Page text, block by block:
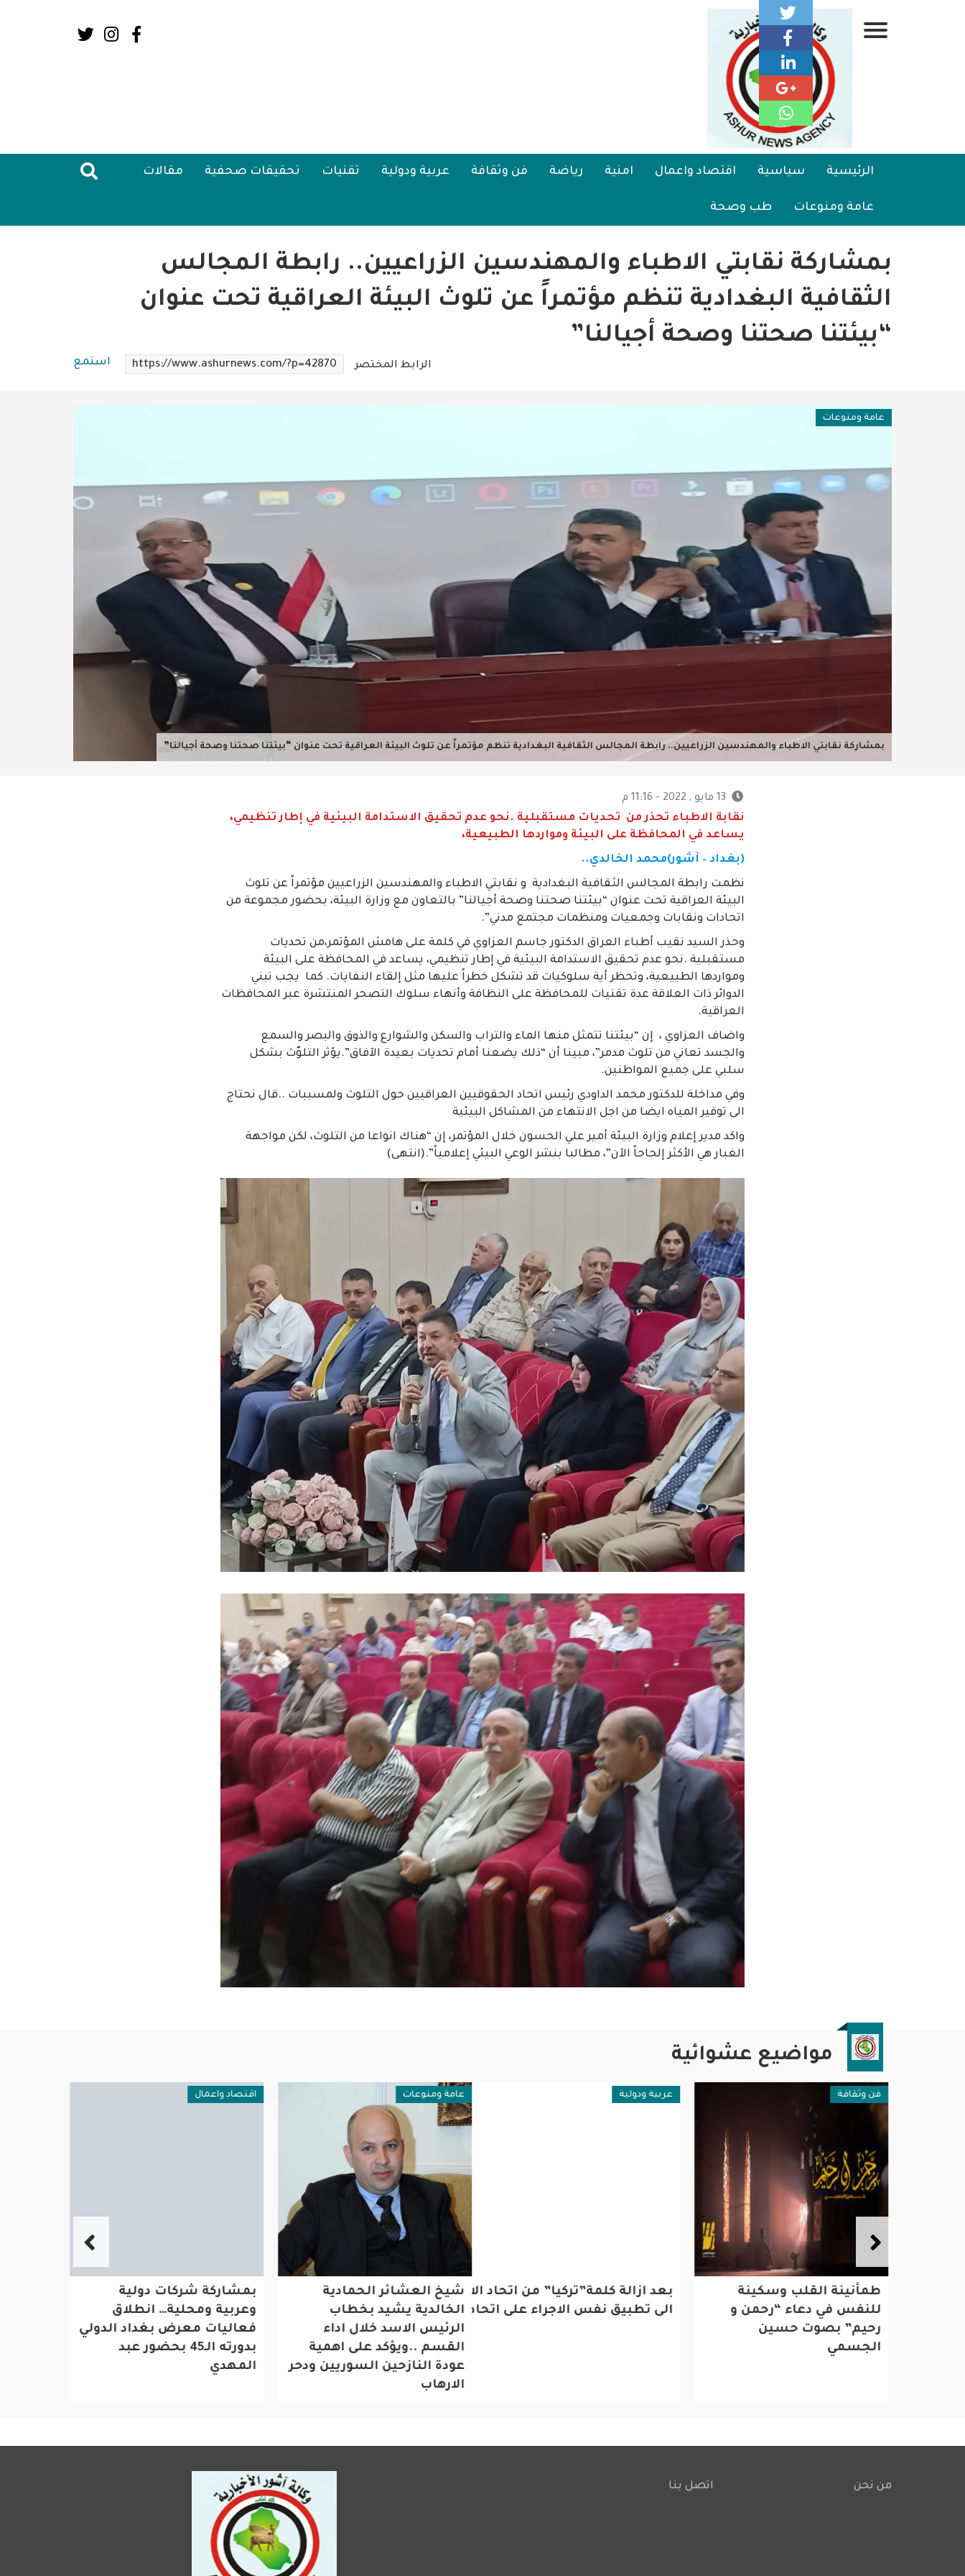
Social
Main
navigation
الرئيسية سياسية اقتصاد واعمال امنية رياضة فن وثقافة عربية ودولية تقنيات تحقيقات صحفية مقالات
عامة ومنوعات طب وصحة
بمشاركة نقابتي الاطباء والمهندسين الزراعيين.. رابطة المجالس
الثقافية البغدادية تنظم مؤتمراً عن تلوث البيئة العراقية تحت عنوان
“بيئتنا صحتنا وصحة أجيالنا”
استمع الرابط المختصر https://www.ashurnews.com/?p=42870
عامة ومنوعات
بمشاركة نقابتي الاطباء والمهندسين الزراعيين.. رابطة المجالس الثقافية البغدادية تنظم مؤتمراً عن تلوث البيئة العراقية تحت عنوان “بيئتنا صحتنا وصحة أجيالنا”
13 مايو , 2022 - 11:16 م
نقابة الاطباء تحذر من تحديات مستقبلية .نحو عدم تحقيق الاستدامة البيئية في إطار تنظيمي،
يساعد في المحافظة على البيئة ومواردها الطبيعية،
(بغداد – آشور)محمد الخالدي..
نظمت رابطة المجالس الثقافية البغدادية و نقابتي الاطباء والمهندسين الزراعيين مؤتمراً عن تلوث
البيئة العراقية تحت عنوان “بيئتنا صحتنا وصحة أجيالنا” بالتعاون مع وزارة البيئة، بحضور مجموعة من
اتحادات ونقابات وجمعيات ومنظمات مجتمع مدني”.
وحذر السيد نقيب أطباء العراق الدكتور جاسم العزاوي في كلمة على هامش المؤتمر،من تحديات
مستقبلية .نحو عدم تحقيق الاستدامة البيئية في إطار تنظيمي، يساعد في المحافظة على البيئة
ومواردها الطبيعية، وتحظر أية سلوكيات قد تشكل خطراً عليها مثل إلقاء النفايات. كما يجب تبني
الدوائر ذات العلاقة عدة تقنيات للمحافظة على النظافة وأنهاء سلوك التصحر المنتشرة عبر المحافظات
العراقية.
واضاف العزاوي ، إن “بيئتنا تتمثل منها الماء والتراب والسكن والشوارع والذوق والبصر والسمع
والجسد تعاني من تلوث مدمر”، مبينا أن “ذلك يضعنا أمام تحديات بعيدة الآفاق”.يؤثر التلوّث بشكل
سلبي على جميع المواطنين.
وفي مداخلة للدكتور محمد الداودي رئيس اتحاد الحقوقيين العراقيين حول التلوث ولمسببات ..قال نحتاج
الى توفير المياه ايضا من اجل الانتهاء من المشاكل البيئية
واكد مدير إعلام وزارة البيئة أمير علي الحسون خلال المؤتمر، إن “هناك انواعا من التلوث، لكن مواجهة
الغبار هي الأكثر إلحاحاً الآن”، مطالبا بنشر الوعي البيئي إعلامياً”.(انتهى)
مواضيع عشوائية
فن وثقافة
طمأنينة القلب وسكينة
للنفس في دعاء “رحمن و
رحيم” بصوت حسين
الجسمي
عربية ودولية
بعد ازالة كلمة”تركيا” من اتحاد الاطباء…اردوغان يدعو
الى تطبيق نفس الاجراء على اتحاد محامي تركيا
عامة ومنوعات
شيخ العشائر الحمادية
الخالدية يشيد بخطاب
الرئيس الاسد خلال اداء
القسم ..ويؤكد على اهمية
عودة النازحين السوريين ودحر
الارهاب
اقتصاد واعمال
بمشاركة شركات دولية
وعربية ومحلية… انطلاق
فعاليات معرض بغداد الدولي
بدورته الـ45 بحضور عبد
المهدي
Footer
من نحن اتصل بنا
فن وثقافة